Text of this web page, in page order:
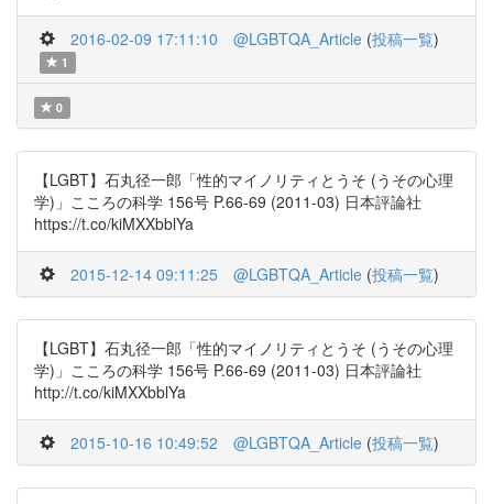
2016-02-09 17:11:10 @LGBTQA_Article (投稿一覧)
1
0
【LGBT】石丸径一郎「性的マイノリティとうそ (うその心理
学)」こころの科学 156号 P.66-69 (2011-03) 日本評論社
https://t.co/kiMXXbblYa
2015-12-14 09:11:25 @LGBTQA_Article (投稿一覧)
【LGBT】石丸径一郎「性的マイノリティとうそ (うその心理
学)」こころの科学 156号 P.66-69 (2011-03) 日本評論社
http://t.co/kiMXXbblYa
2015-10-16 10:49:52 @LGBTQA_Article (投稿一覧)